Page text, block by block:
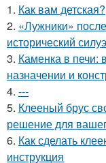
1. Как вам детская?
2. «Лужники»
исторический
3. Каменка в печи:
назначении и
4. ---
5. Клееный брус
решение для
6. Как сделать
инструкция